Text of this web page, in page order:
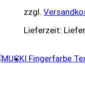
zzgl.
Lieferzeit: